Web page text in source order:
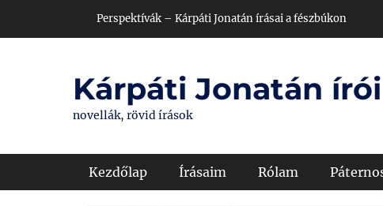
Header Top Menu
Perspektívák – Kárpáti Jonatán írásai a fészbúkon
Kárpáti Jonatán
novellák, rövid írások
Primary Menu
Kezdőlap Írásaim Rólam